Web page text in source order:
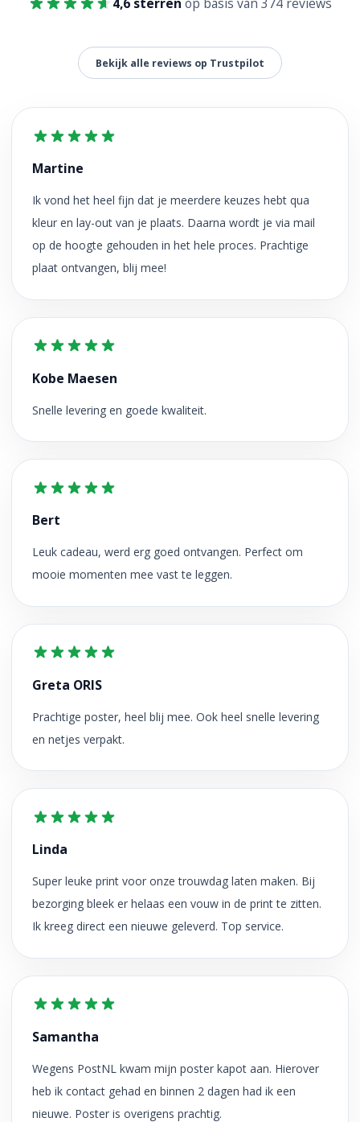
4,6 sterren op basis van 374 reviews
Bekijk alle reviews op Trustpilot
Martine
Ik vond het heel fijn dat je meerdere keuzes hebt qua
kleur en lay-out van je plaats. Daarna wordt je via mail
op de hoogte gehouden in het hele proces. Prachtige
plaat ontvangen, blij mee!
Kobe Maesen
Snelle levering en goede kwaliteit.
Bert
Leuk cadeau, werd erg goed ontvangen. Perfect om
mooie momenten mee vast te leggen.
Greta ORIS
Prachtige poster, heel blij mee. Ook heel snelle levering
en netjes verpakt.
Linda
Super leuke print voor onze trouwdag laten maken. Bij
bezorging bleek er helaas een vouw in de print te zitten.
Ik kreeg direct een nieuwe geleverd. Top service.
Samantha
Wegens PostNL kwam mijn poster kapot aan. Hierover
heb ik contact gehad en binnen 2 dagen had ik een
nieuwe. Poster is overigens prachtig.